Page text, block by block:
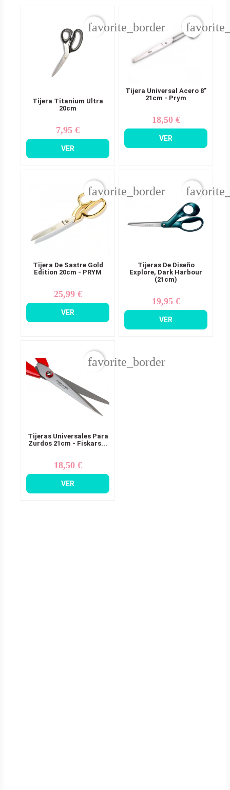
Tijera Titanium Ultra
20cm
Precio
7,95 €
VER
favorite_border
Tijera Universal Acero 8”
21cm - Prym
Precio
18,50 €
VER
Tijera De Sastre Gold
Edition 20cm - PRYM
Precio
25,99 €
VER
favorite_border
Tijeras De Diseño
Explore, Dark Harbour
(21cm)
Precio
19,95 €
VER
Tijeras Universales Para
Zurdos 21cm - Fiskars...
Precio
18,50 €
VER
favorite_border